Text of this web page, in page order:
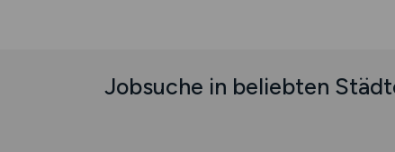
Jobsuche in beliebten